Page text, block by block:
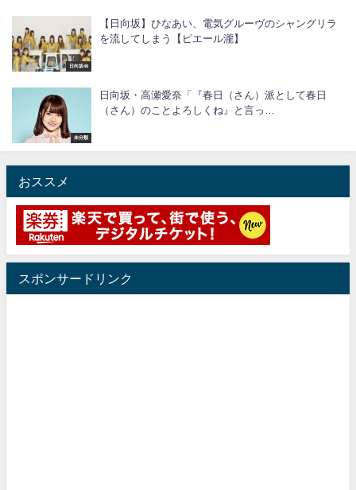
日向坂46
【日向坂】ひなあい、電気グルーヴのシャングリラ
を流してしまう【ピエール瀧】
未分類
日向坂・高瀬愛奈「『春日（さん）派として春日
（さん）のことよろしくね』と言っ…
おススメ
スポンサードリンク